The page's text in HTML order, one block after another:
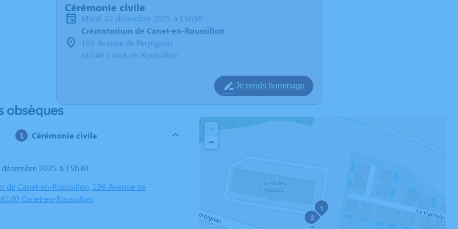
Cérémonie civile
mardi 02 décembre 2025 à 15h30
Crématorium de Canet-en-Roussillon
196 Avenue de Perpignan
66140 Canet-en-Roussillon
Je rends hommage
obsèques
Cérémonie civile
décembre 2025 à 15h30
de Canet-en-Roussillon, 196 Avenue de
Canet-en-Roussillon
1
2
−